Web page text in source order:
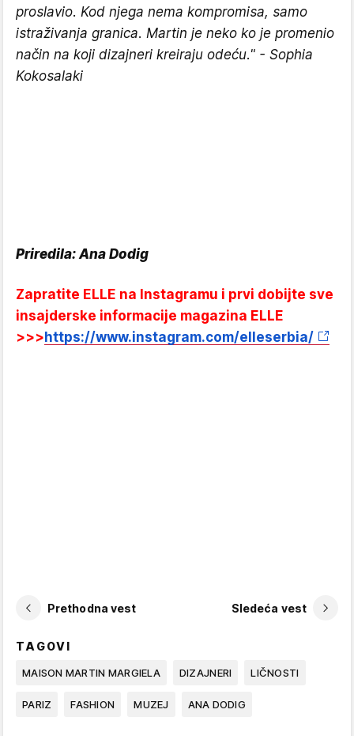
proslavio. Kod njega nema kompromisa, samo
istraživanja granica. Martin je neko ko je promenio
način na koji dizajneri kreiraju odeću." - Sophia
Kokosalaki
Priredila: Ana Dodig
Zapratite ELLE na Instagramu i prvi dobijte sve
insajderske informacije magazina ELLE
>>> https://www.instagram.com/elleserbia/
Prethodna vest Sledeća vest
TAGOVI
MAISON MARTIN MARGIELA DIZAJNERI LIČNOSTI
PARIZ FASHION MUZEJ ANA DODIG